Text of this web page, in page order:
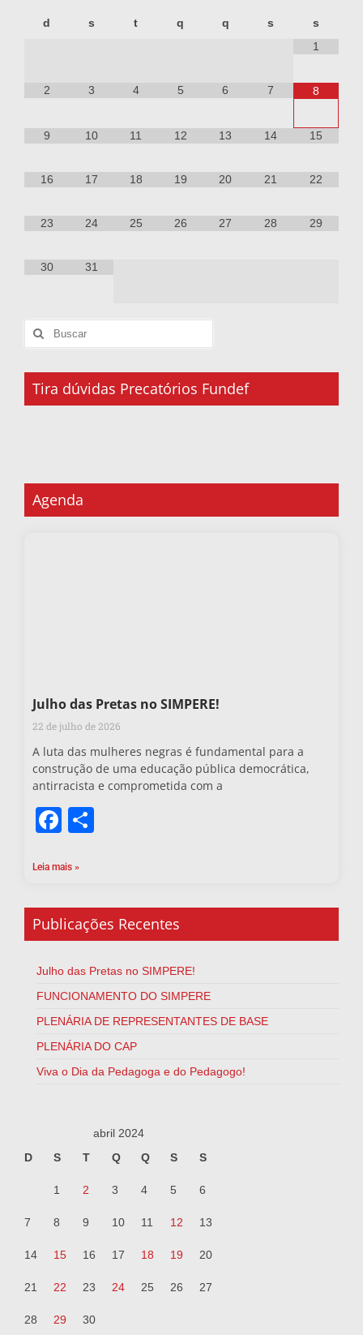
d s t q q s
s
1
2 3 4 5 6 7 8
9 10 11 12 13 14 15
16 17 18 19 20 21 22
23 24 25 26 27 28 29
30 31
Tira dúvidas Precatórios Fundef
Agenda
Julho das Pretas no SIMPERE!
22 de julho de 2026
A luta das mulheres negras é fundamental para a
construção de uma educação pública democrática,
antirracista e comprometida com a
Facebook
Leia mais »
Publicações Recentes
Julho das Pretas no SIMPERE!
FUNCIONAMENTO DO SIMPERE
PLENÁRIA DE REPRESENTANTES DE BASE
PLENÁRIA DO CAP
Viva o Dia da Pedagoga e do Pedagogo!
abril 2024
D
S T Q Q S S
1 2 3 4 5 6
7 8 9 10 11 12 13
14 15 16 17 18 19 20
21 22 23 24 25 26 27
28 29
30